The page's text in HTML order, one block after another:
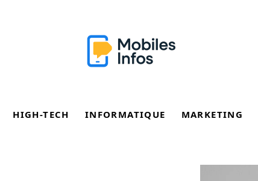
HIGH-TECH INFORMATIQUE MARKETING